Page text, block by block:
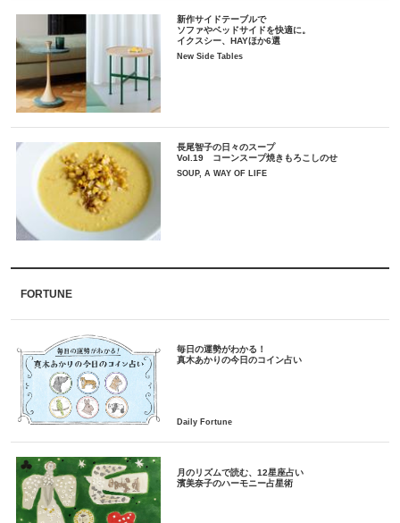
新作サイドテーブルで
ソファやベッドサイドを快適に。
イクスシー、HAYほか6選
New Side Tables
長尾智子の日々のスープ
Vol.19 コーンスープ焼きもろこしのせ
SOUP, A WAY OF LIFE
FORTUNE
毎日の運勢がわかる！
月のリズムで読む、12星座占い